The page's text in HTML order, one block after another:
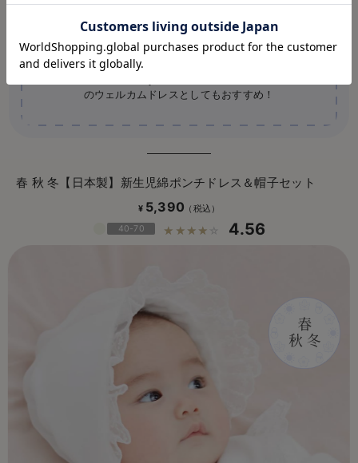
ソフトな肌触りで吸湿と通気性に優れたやや厚めのスムー
ス素材はシーズンを問わず年間で着られます。シンプルデ
のウェルカムドレスとしてもおすすめ！
春 秋 冬【日本製】新生児綿ポンチドレス＆帽子セット
¥ 5,390
40-70 ☆☆☆☆☆ 4.56